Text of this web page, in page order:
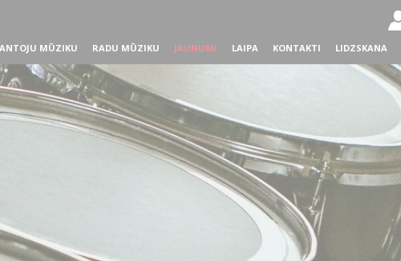
MŪZIKU RADU MŪZIKU JAUNUMI LAIPA KONTAKTI LIDZSKANA